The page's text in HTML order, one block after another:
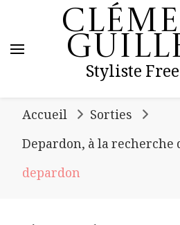
Styliste
Accueil
Sorties
Depardon, à la recherche
depardon